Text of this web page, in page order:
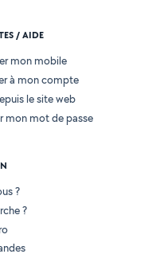
/ AIDE
mon mobile
à mon compte
le site web
mon mot de passe
?
?